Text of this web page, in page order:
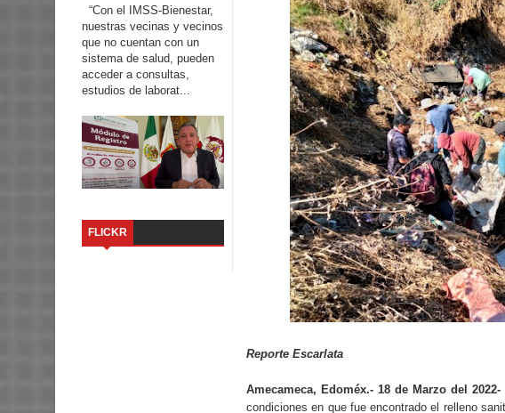
“Con el IMSS-Bienestar,
nuestras vecinas y vecinos
que no cuentan con un
sistema de salud, pueden
acceder a consultas,
estudios de laborat...
FLICKR
Reporte Escarlata
Amecameca, Edoméx.- 18 de Marzo del 2022-
condiciones en que fue encontrado el relleno